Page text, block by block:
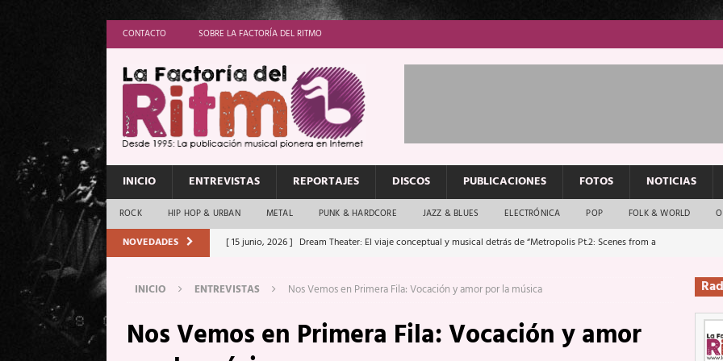
CONTACTO SOBRE LA FACTORÍA DEL RITMO
INICIO ENTREVISTAS REPORTAJES DISCOS PUBLICACIONES FOTOS NOTICIAS
ROCK HIP HOP & URBAN METAL PUNK & HARDCORE JAZZ & BLUES ELECTRÓNICA POP FOLK & WORLD
NOVEDADES [ 15 junio, 2026 ] Dream Theater: El viaje conceptual y musical detrás de “Metropolis Pt.2: Scenes from a
[ 11 junio, 2026 ] Vamos Con Todo: El rock urbano sigue en buenas manos
Ave Exsilyum, los que van a escucharte te saludan
ENTREVISTAS
[ 24 mayo, 2026 ]
REPORTAJES
INICIO ENTREVISTAS Nos Vemos en Primera Fila: Vocación y amor por la música
Nos Vemos en Primera Fila: Vocación y amor